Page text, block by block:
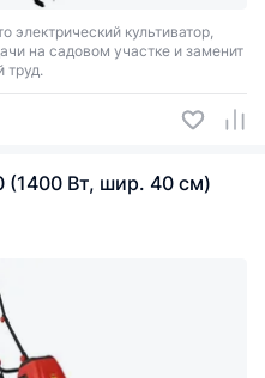
электрический культиватор,
на садовом участке и заменит
труд.
(1400 Вт, шир. 40 см)